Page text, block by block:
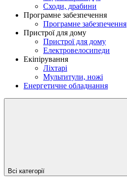
Сходи, драбини
Програмне забезпечення
Програмне забезпечення
Пристрої для дому
Пристрої для дому
Електровелосипеди
Екіпірування
Ліхтарі
Мультитули, ножі
Енергетичне обладнання
Всі категорії